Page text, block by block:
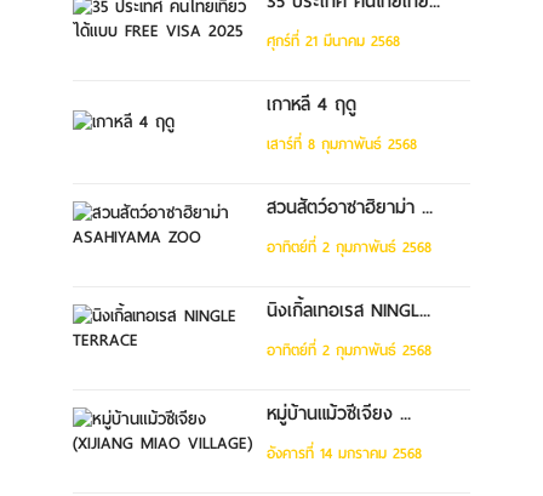
ศุกร์ที่ 21 มีนาคม 2568
เกาหลี 4 ฤดู
เสาร์ที่ 8 กุมภาพันธ์ 2568
สวนสัตว์อาซาฮิยาม่า ...
อาทิตย์ที่ 2 กุมภาพันธ์ 2568
นิงเกิ้ลเทอเรส NINGL...
อาทิตย์ที่ 2 กุมภาพันธ์ 2568
หมู่บ้านแม้วซีเจียง ...
อังคารที่ 14 มกราคม 2568